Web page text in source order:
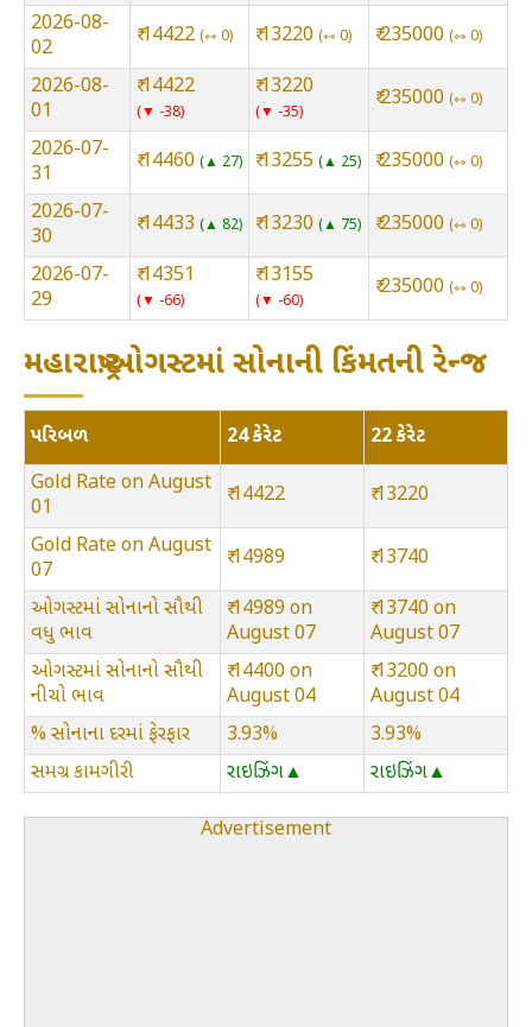
2026-08-
02
₹ 14422 ⇿ 0 ₹ 13220 ⇿ 0 ₹ 235000 ⇿ 0
2026-08-
01
₹ 14422
▼ -38
₹ 13220
▼ -35
₹ 235000 ⇿ 0
2026-07-
31
₹ 14460 ▲ 27 ₹ 13255 ▲ 25 ₹ 235000 ⇿ 0
2026-07-
30
₹ 14433 ▲ 82 ₹ 13230 ▲ 75 ₹ 235000 ⇿ 0
2026-07-
29
₹ 14351
▼ -66
₹ 13155
▼ -60
₹ 235000 ⇿ 0
મહારાષ્ટ્ર:ઓગસ્ટમાં સોનાની કિંમતની રેન્જ
પરિબળ 24 કેરેટ
22 કેરેટ
Gold Rate on August
01
₹ 14422 ₹ 13220
Gold Rate on August
07
₹ 14989 ₹ 13740
ઓગસ્ટમાં સોનાનો સૌથી
વધુ ભાવ
₹ 14989 on
August 07
₹ 13740 on
August 07
ઓગસ્ટમાં સોનાનો સૌથી
નીચો ભાવ
₹ 14400 on
August 04
₹ 13200 on
August 04
% સોનાના દરમાં ફેરફાર
3.93%
3.93%
સમગ્ર કામગીરી
રાઇઝિંગ▲ રાઇઝિંગ▲
Advertisement